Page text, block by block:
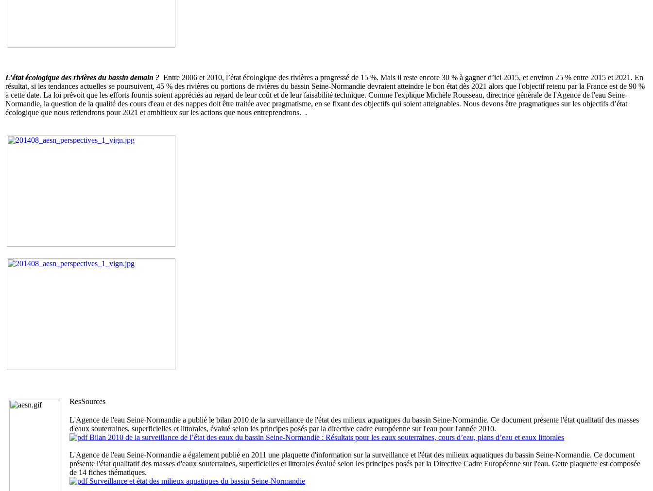
L’état écologique des rivières du bassin demain ? Entre 2006 et 2010, l’état écologique des rivières a progressé de 15 %. Mais il reste encore 30 % à gagner d’ici 2015, et environ 25 % entre 2015 et 2021. En
résultat, si les tendances actuelles se poursuivent, 45 % des rivières ou portions de rivières du bassin Seine-Normandie devraient atteindre le bon état dès 2021 alors que l'objectif retenu par la France est de 90 %
à cette date. La loi prévoit que les efforts fournis soient appréciés au regard de leur coût et de leur faisabilité technique. Comme l'explique Michèle Rousseau, directrice générale de l'Agence de l'eau Seine-
Normandie, la question de la qualité des cours d'eau et des nappes doit être traitée avec pragmatisme, en se fixant des objectifs qui soient atteignables. Nous devons être pragmatiques sur les objectifs d’état
écologique que nous retiendrons pour 2021 et ambitieux sur les actions que nous entreprendrons. .
ResSources
L'Agence de l'eau Seine-Normandie a publié le bilan 2010 de la surveillance de l'état des milieux aquatiques du bassin Seine-Normandie. Ce document présente l'état qualitatif des masses
d'eaux souterraines, superficielles et littorales, évalué selon les principes posés par la directive cadre européenne sur l'eau pour l'année 2010.
Bilan 2010 de la surveillance de l’état des eaux du bassin Seine-Normandie : Résultats pour les eaux souterraines, cours d’eau, plans d’eau et eaux littorales
L'Agence de l'eau Seine-Normandie a également publié en 2011 une plaquette d'information sur la surveillance et l'état des milieux aquatiques du bassin Seine-Normandie. Ce document
présente l'état qualitatif des masses d'eaux souterraines, superficielles et littorales évalué selon les principes posés par la Directive Cadre Européenne sur l'eau. Cette plaquette est composée
de 14 fiches thématiques.
Surveillance et état des milieux aquatiques du bassin Seine-Normandie